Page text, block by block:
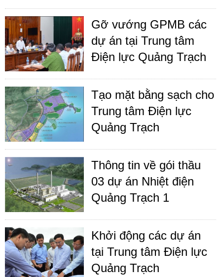
Gỡ vướng GPMB các
dự án tại Trung tâm
Điện lực Quảng Trạch
Tạo mặt bằng sạch cho
Trung tâm Điện lực
Quảng Trạch
Thông tin về gói thầu
03 dự án Nhiệt điện
Quảng Trạch 1
Khởi động các dự án
tại Trung tâm Điện lực
Quảng Trạch